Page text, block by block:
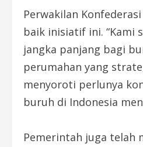
Perwakilan
baik inisiatif ini. “Kami
jangka panjang bagi
perumahan yang
menyoroti perlunya
buruh di Indonesia
Pemerintah juga telah